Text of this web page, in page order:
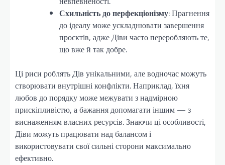
Схильність до перфекціонізму: Прагнення
до ідеалу може ускладнювати завершення
проєктів, адже Діви часто переробляють те,
що вже й так добре.
Ці риси роблять Дів унікальними, але водночас можуть
створювати внутрішні конфлікти. Наприклад, їхня
любов до порядку може межувати з надмірною
прискіпливістю, а бажання допомагати іншим — з
виснаженням власних ресурсів. Знаючи ці особливості,
Діви можуть працювати над балансом і
використовувати свої сильні сторони максимально
ефективно.